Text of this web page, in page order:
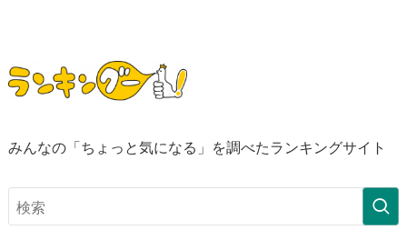
みんなの「ちょっと気になる」を調べたランキングサイト